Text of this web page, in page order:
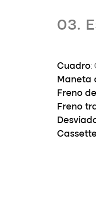
03.
Cuadro:
Maneta
Freno
Freno